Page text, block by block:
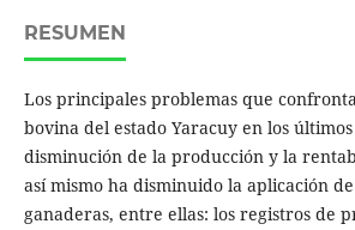
RESUMEN
Los principales problemas que
bovina del estado Yaracuy en los
disminución de la producción y la
así mismo ha disminuido la aplicación
ganaderas, entre ellas: los registros de